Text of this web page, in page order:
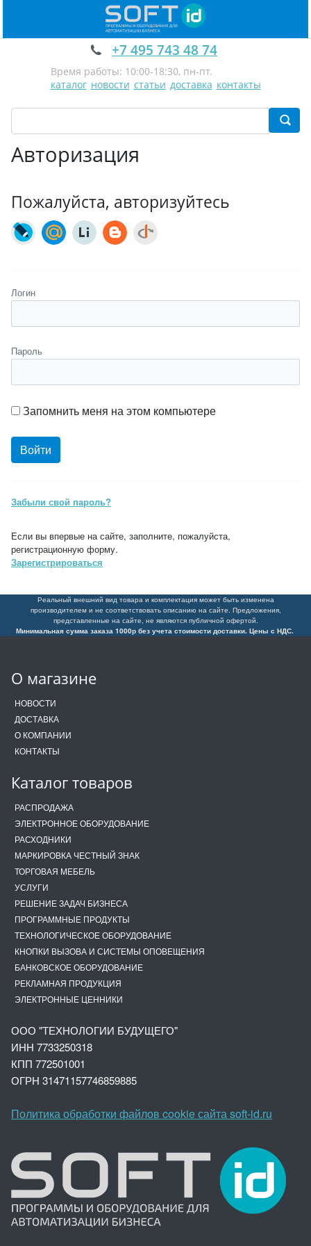
+7 495 743 48 74
Время работы: 10:00-18:30, пн-пт.
каталог новости статьи доставка контакты
Авторизация
Пожалуйста, авторизуйтесь
Логин
Пароль
Запомнить меня на этом компьютере
Забыли свой пароль?
Если вы впервые на сайте, заполните, пожалуйста,
регистрационную форму.
Зарегистрироваться
Реальный внешний вид товара и комплектация может быть изменена
производителем и не соответствовать описанию на сайте. Предложения,
представленные на сайте, не являются публичной офертой.
Минимальная сумма заказа 1000р без учета стоимости доставки. Цены с НДС.
О магазине
НОВОСТИ
ДОСТАВКА
О КОМПАНИИ
КОНТАКТЫ
Каталог товаров
РАСПРОДАЖА
ЭЛЕКТРОННОЕ ОБОРУДОВАНИЕ
РАСХОДНИКИ
МАРКИРОВКА ЧЕСТНЫЙ ЗНАК
ТОРГОВАЯ МЕБЕЛЬ
УСЛУГИ
РЕШЕНИЕ ЗАДАЧ БИЗНЕСА
ПРОГРАММНЫЕ ПРОДУКТЫ
ТЕХНОЛОГИЧЕСКОЕ ОБОРУДОВАНИЕ
КНОПКИ ВЫЗОВА И СИСТЕМЫ ОПОВЕЩЕНИЯ
БАНКОВСКОЕ ОБОРУДОВАНИЕ
РЕКЛАМНАЯ ПРОДУКЦИЯ
ЭЛЕКТРОННЫЕ ЦЕННИКИ
ООО "ТЕХНОЛОГИИ БУДУЩЕГО"
ИНН 7733250318
КПП 772501001
ОГРН 31471157746859885
Политика обработки файлов cookie сайта soft-id.ru